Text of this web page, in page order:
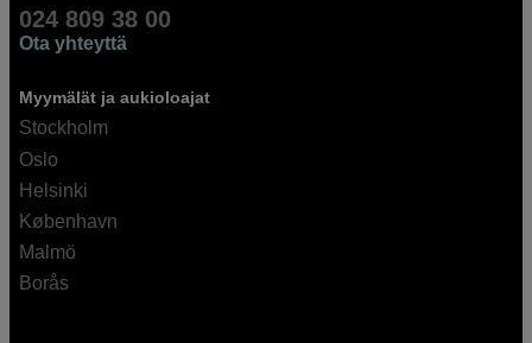
024 809 38 00
Ota yhteyttä
Myymälät ja aukioloajat
Stockholm
Oslo
Helsinki
København
Malmö
Borås